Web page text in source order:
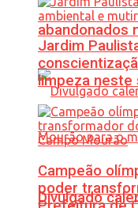
abandonados
Divulgado
Jardim
limpeza neste
Campeão
poder